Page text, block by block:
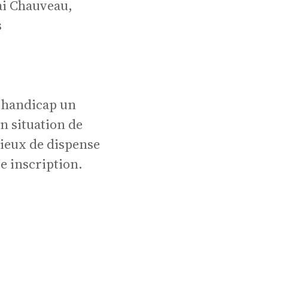
Chauveau,
un
situation de
de dispense
inscription.